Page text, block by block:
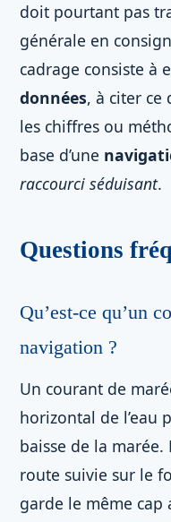
doit pourtant pas
générale en
cadrage consiste à
données, à citer ce
les chiffres ou
base d’une
raccourci séduisant.
Questions
Qu’est-ce qu’un
navigation ?
Un courant de
horizontal de l’eau
baisse de la
route suivie sur le
garde le même cap